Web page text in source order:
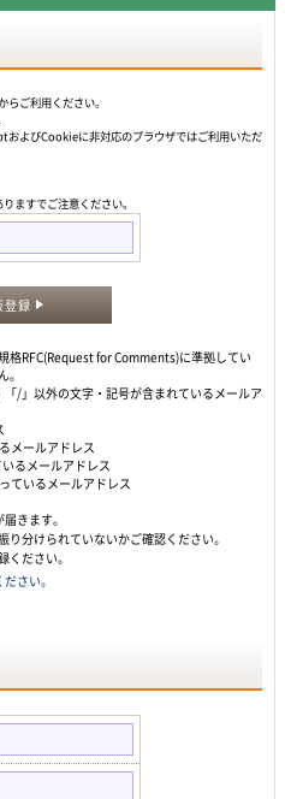
ご利用ください。
よびCookieに非対応のブラウザではご利用いただ
ますでご注意ください。
登録
格RFC(Request for Comments)に準拠してい
。
/」以外の文字・記号が含まれているメールア
メールアドレス
るメールアドレス
ているメールアドレス
きます。
分けられていないかご確認ください。
ださい。
さい。